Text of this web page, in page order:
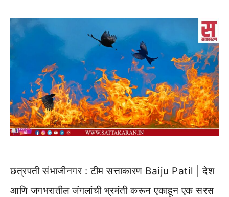
छत्रपती संभाजीनगर : टीम सत्ताकारण Baiju Patil | देश
आणि जगभरातील जंगलांची भ्रमंती करून एकाहून एक सरस